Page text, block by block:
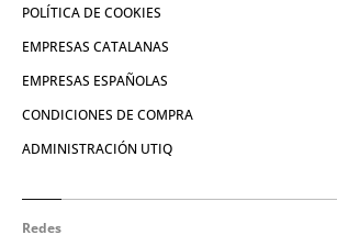
POLÍTICA DE COOKIES
EMPRESAS CATALANAS
EMPRESAS ESPAÑOLAS
CONDICIONES DE COMPRA
ADMINISTRACIÓN UTIQ
Redes